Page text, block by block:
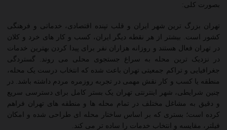
بصورت کلی:
تهران بزرگ ترین شهر ایران و قلب تپنده اقتصادی، خدماتی و فرهنگی
کشور است. بیشتر از هر نقطه دیگر ایران، کسب و کار های خرد و کلان
در تهران فعال هستند و روزانه هزاران نفر برای پیدا کردن بهترین خدمات
در نزدیک ترین محله به سراغ جستجوی محلی می روند. گستردگی
جغرافیایی و تراکم جمعیتی تهران باعث شده که انتخاب درست یک محله،
منطقه یا کسب و کار نقش مهمی در تجربه روزمره مردم داشته باشد. در
چنین شرایطی، شهر اینترنتی تهران یک بستر کامل برای دسترسی سریع
و دقیق به مشاغل مختلف در تمام محله ها و منطقه های تهران فراهم
کرده است؛ بستری که بر اساس ساختار محله ای طراحی شده و امکان
فیلتر، مقایسه و انتخاب خدمات را ساده تر می کند.